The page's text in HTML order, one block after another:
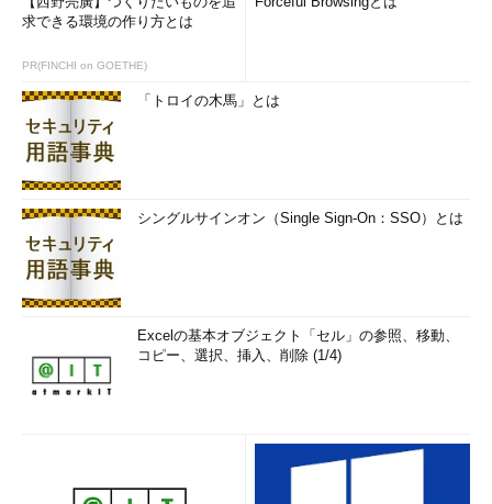
求できる環境の作り方とは
PR(FINCHI on GOETHE)
「トロイの木馬」とは
シングルサインオン（Single Sign-On：SSO）とは
Excelの基本オブジェクト「セル」の参照、移動、
コピー、選択、挿入、削除 (1/4)